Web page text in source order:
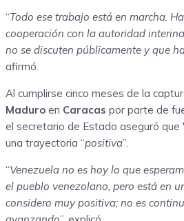
“Todo ese trabajo está en marcha.
cooperación con la autoridad
no se discuten públicamente y que
afirmó.
Al cumplirse cinco meses de la
Maduro en Caracas por parte de
el secretario de Estado aseguró que
una trayectoria “positiva”.
“Venezuela no es hoy lo que
el pueblo venezolano, pero está en
considero muy positiva; no es